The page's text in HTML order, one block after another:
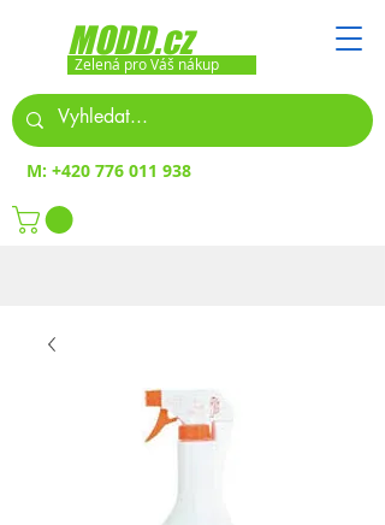
MODD.cz
Zelená pro Váš nákup
M: +420 776 011 938